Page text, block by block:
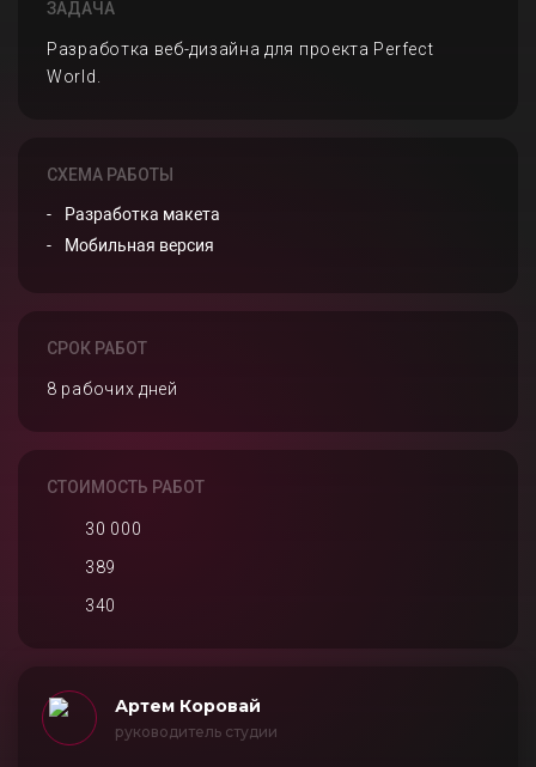
ЗАДАЧА
Разработка веб-дизайна для проекта Perfect
World.
СХЕМА РАБОТЫ
Разработка макета
Мобильная версия
СРОК РАБОТ
8 рабочих дней
СТОИМОСТЬ РАБОТ
30 000
389
340
Артем Коровай
руководитель студии